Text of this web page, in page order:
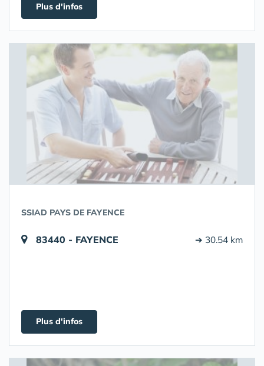
Plus d'infos
SSIAD PAYS DE FAYENCE
83440 - FAYENCE ➔ 30.54 km
Plus d'infos